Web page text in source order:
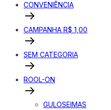
CONVENIÊNCIA
CAMPANHA R$ 1,00
SEM CATEGORIA
ROOL-ON
GULOSEIMAS